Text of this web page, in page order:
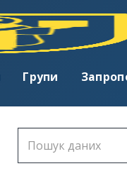
Групи